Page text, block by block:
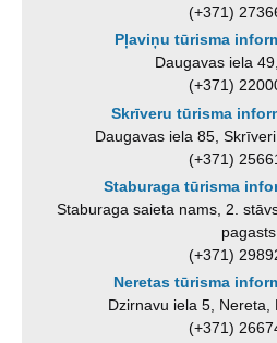
(+371)
Pļaviņu tūrisma
Daugavas iela
(+371)
Skrīveru tūrisma
Daugavas iela 85,
(+371)
Staburaga tūrisma
Staburaga saieta nams, 2.
pagasts
(+371)
Neretas tūrisma
Dzirnavu iela 5, Nereta,
(+371)